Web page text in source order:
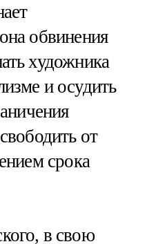
обвинения
художника
и осудить
от
срока
в свою